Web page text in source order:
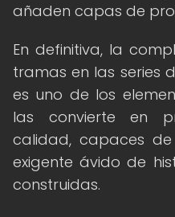
añaden capas de
En definitiva, la
tramas en las series
es uno de los
las convierte en
calidad, capaces
exigente ávido de
construidas.